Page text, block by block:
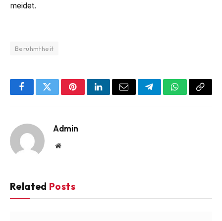
meidet.
Berühmtheit
FacebookTwitterPinterestLinkedInEmail TelegramWhatsApp
Copy
Admin
Website
Related Posts